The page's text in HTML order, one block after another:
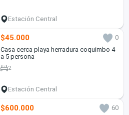
Estación Central
$45.000
0
Casa cerca playa herradura coquimbo 4
a 5 persona
2
Estación Central
$600.000
60